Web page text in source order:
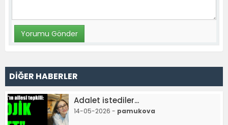
DİĞER HABERLER
Adalet istediler...
14-05-2026 - pamukova